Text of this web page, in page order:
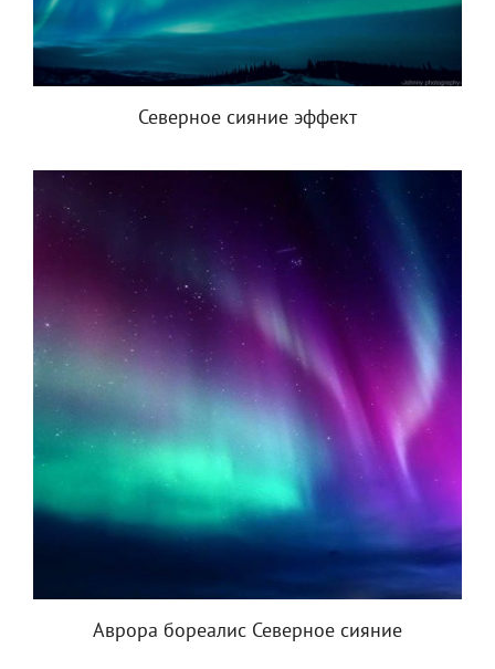
Северное сияние эффект
Аврора бореалис Северное сияние